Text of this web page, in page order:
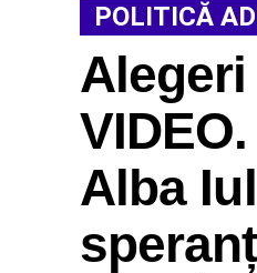
POLITICĂ
Alegeri
Alba